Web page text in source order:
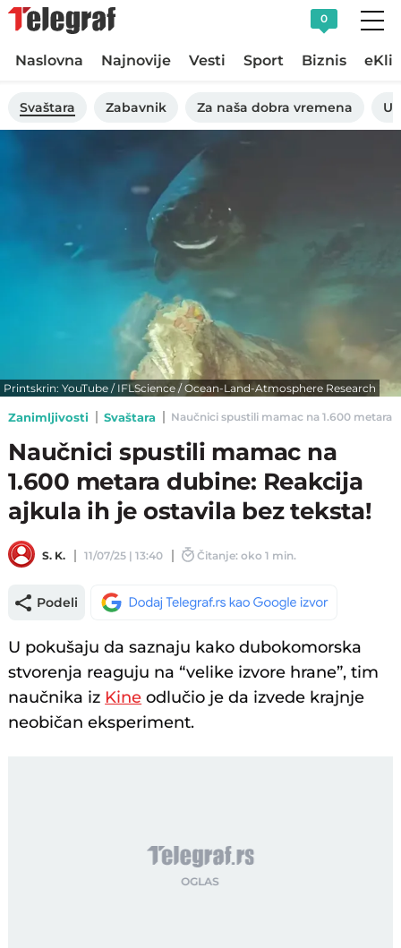
0
Naslovna Najnovije Vesti Sport Biznis
Svaštara Zabavnik Za naša dobra vremena
Printskrin: YouTube / IFLScience / Ocean-Land-Atmosphere Research
Zanimljivosti Svaštara Naučnici spustili mamac na 1.600 metara
Naučnici spustili mamac na
1.600 metara dubine: Reakcija
ajkula ih je ostavila bez teksta!
S. K. 11/07/25 | 13:40 Čitanje: oko 1 min.
Podeli
U pokušaju da saznaju kako dubokomorska
stvorenja reaguju na “velike izvore hrane”, tim
naučnika iz Kine odlučio je da izvede krajnje
neobičan eksperiment.